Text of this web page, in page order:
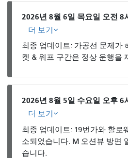
2026년 8월 6일 목요일 오전 8
더 보기
최종 업데이트: 가공선 문제가
켓 & 워프 구간은 정상 운행을
2026년 8월 5일 수요일 오후 6
더 보기
최종 업데이트: 19번가와 할로
소되었습니다. M 오션뷰 방면
습니다.